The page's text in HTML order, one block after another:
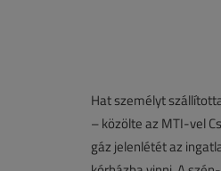
Hat személyt
– közölte az MTI-vel
gáz jelenlétét az